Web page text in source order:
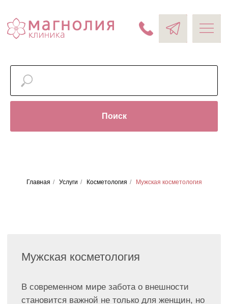
Поиск
Главная / Услуги / Косметология / Мужская косметология
Мужская косметология
и чувствовать себя уверенно в любой
ситуации.
более толстая, жирная и подвержена влиянию
факторов окружающей среды. Мы понимаем,